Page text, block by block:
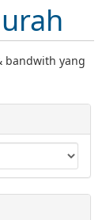
bandwith yang